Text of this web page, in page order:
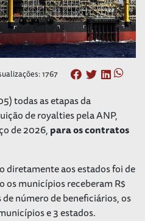
1767
todas as etapas da
de royalties pela ANP,
de 2026,para os contratos
diretamente aos estados foi de
os municípios receberam R$
número de beneficiários, os
e 3 estados.